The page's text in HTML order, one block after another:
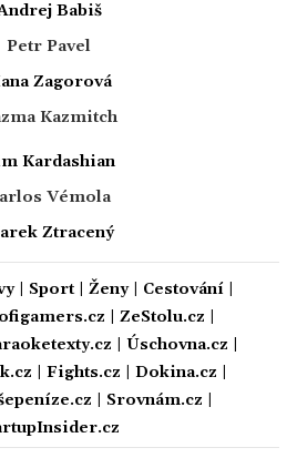
Babiš
Petr Pavel
Zagorová
Kazmitch
Kardashian
Vémola
Ztracený
| Sport| Ženy| Cestování|
ZeStolu.cz
Úschovna.cz
Fights.cz Dokina.cz
Srovnám.cz